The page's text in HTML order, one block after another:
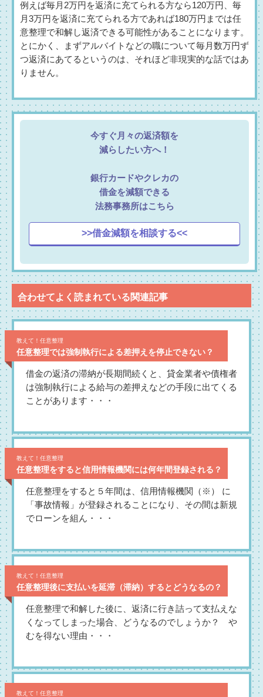
例えば毎月2万円を返済に充てられる方なら120万円、毎
月3万円を返済に充てられる方であれば180万円までは任
意整理で和解し返済できる可能性があることになります。
とにかく、まずアルバイトなどの職について毎月数万円ず
つ返済にあてるというのは、それほど非現実的な話ではあ
りません。
今すぐ月々の返済額を
減らしたい方へ！
銀行カードやクレカの
借金を減額できる
法務事務所はこちら
>>借金減額を相談する<<
合わせてよく読まれている関連記事
教えて！任意整理
任意整理では強制執行による差押えを停止できない？
借金の返済の滞納が長期間続くと、貸金業者や債権者
は強制執行による給与の差押えなどの手段に出てくる
ことがあります・・・
教えて！任意整理
任意整理をすると信用情報機関には何年間登録される？
任意整理をすると５年間は、信用情報機関（※） に
「事故情報」が登録されることになり、その間は新規
でローンを組ん・・・
教えて！任意整理
任意整理後に支払いを延滞（滞納）するとどうなるの？
任意整理で和解した後に、返済に行き詰って支払えな
くなってしまった場合、どうなるのでしょうか？ や
むを得ない理由・・・
教えて！任意整理